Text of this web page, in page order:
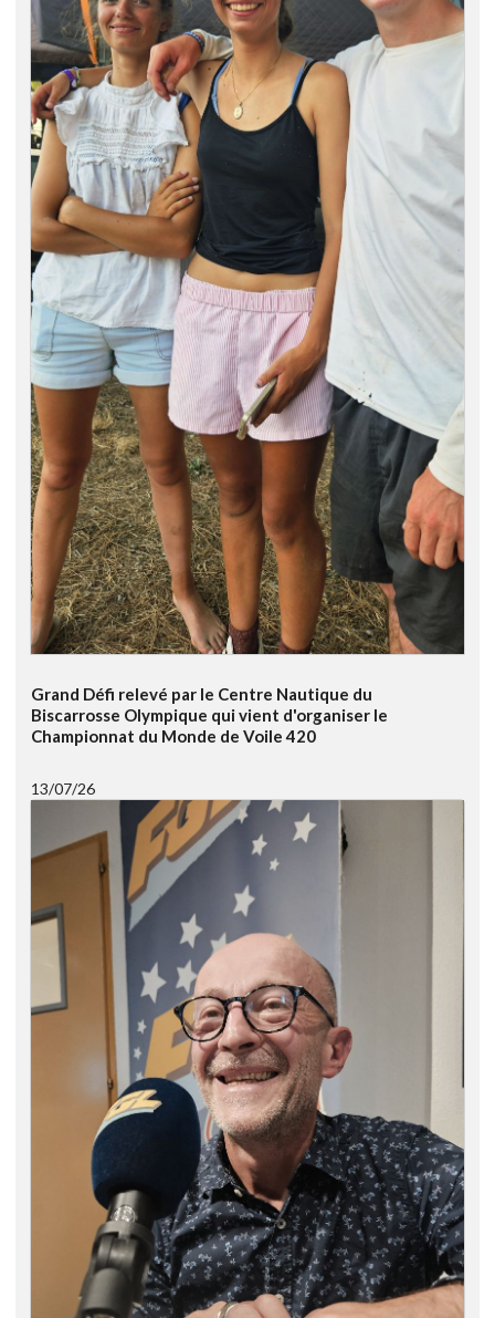
Grand Défi relevé par le Centre Nautique du
Biscarrosse Olympique qui vient d'organiser le
Championnat du Monde de Voile 420
13/07/26